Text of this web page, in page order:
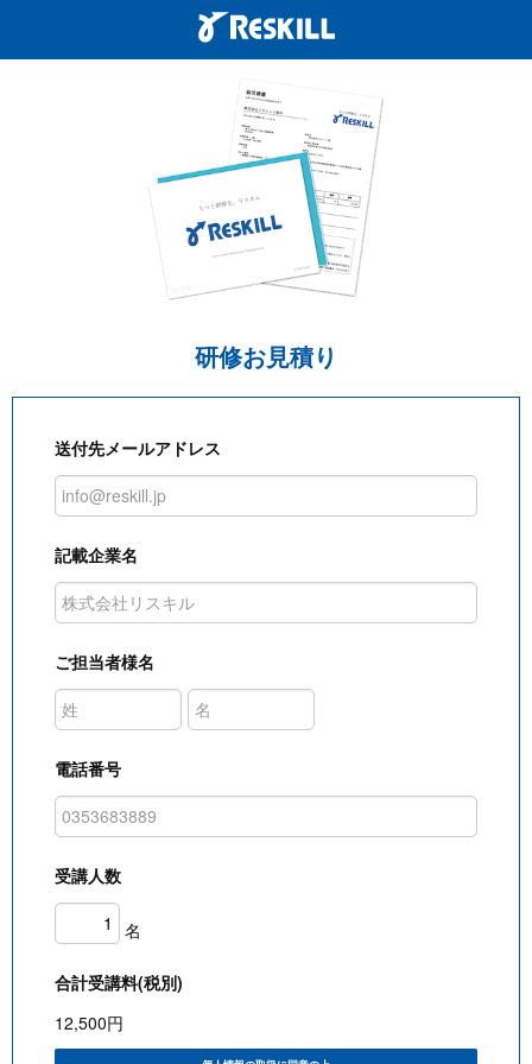
研修お見積り
送付先メールアドレス
記載企業名
ご担当者様名
電話番号
受講人数
名
合計受講料(税別)
12,500円